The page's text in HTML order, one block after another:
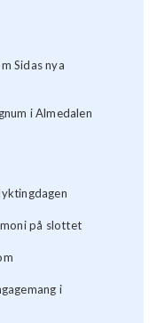
Sidas nya
i Almedalen
på slottet
i